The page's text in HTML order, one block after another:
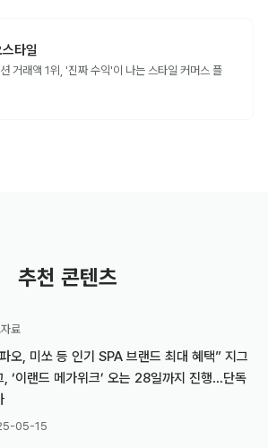
타일
거래액 1위, '진짜 수익'이 나는 스타일 커머스 플
추천 콘텐츠
료
오, 미쏘 등 인기 SPA 브랜드 최대 혜택” 지그
, ‘이랜드 메가위크’ 오는 28일까지 진행…단독
05-15